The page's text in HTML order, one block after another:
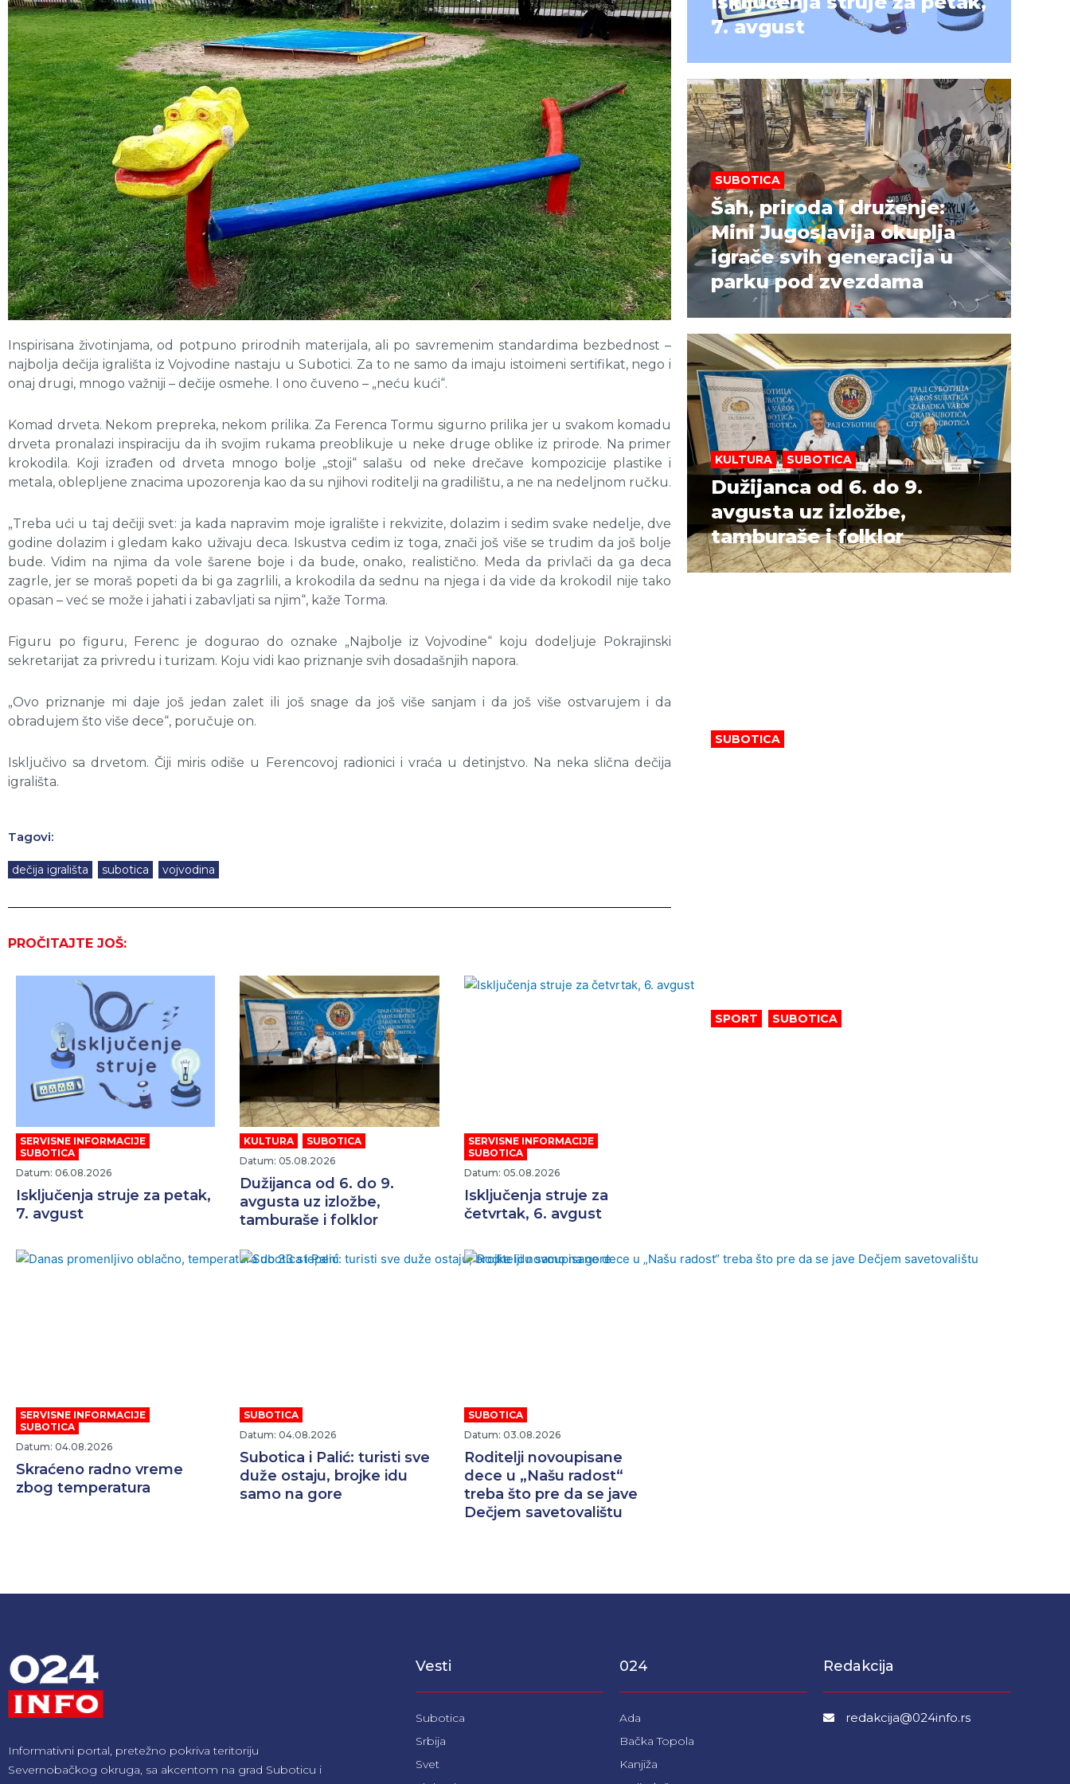
Inspirisana životinjama, od potpuno prirodnih materijala, ali po savremenim standardima bezbednost –
najbolja dečija igrališta iz Vojvodine nastaju u Subotici. Za to ne samo da imaju istoimeni sertifikat, nego i
onaj drugi, mnogo važniji – dečije osmehe. I ono čuveno – „neću kući“.
Komad drveta. Nekom prepreka, nekom prilika. Za Ferenca Tormu sigurno prilika jer u svakom komadu
drveta pronalazi inspiraciju da ih svojim rukama preoblikuje u neke druge oblike iz prirode. Na primer
krokodila. Koji izrađen od drveta mnogo bolje „stoji“ salašu od neke drečave kompozicije plastike i
metala, oblepljene znacima upozorenja kao da su njihovi roditelji na gradilištu, a ne na nedeljnom ručku.
„Treba ući u taj dečiji svet: ja kada napravim moje igralište i rekvizite, dolazim i sedim svake nedelje, dve
godine dolazim i gledam kako uživaju deca. Iskustva cedim iz toga, znači još više se trudim da još bolje
bude. Vidim na njima da vole šarene boje i da bude, onako, realistično. Meda da privlači da ga deca
zagrle, jer se moraš popeti da bi ga zagrlili, a krokodila da sednu na njega i da vide da krokodil nije tako
opasan – već se može i jahati i zabavljati sa njim“, kaže Torma.
Figuru po figuru, Ferenc je dogurao do oznake „Najbolje iz Vojvodine“ koju dodeljuje Pokrajinski
sekretarijat za privredu i turizam. Koju vidi kao priznanje svih dosadašnjih napora.
„Ovo priznanje mi daje još jedan zalet ili još snage da još više sanjam i da još više ostvarujem i da
obradujem što više dece“, poručuje on.
Isključivo sa drvetom. Čiji miris odiše u Ferencovoj radionici i vraća u detinjstvo. Na neka slična dečija
igrališta.
Tagovi:
dečija igrališta subotica vojvodina
PROČITAJTE JOŠ:
SERVISNE INFORMACIJE
SUBOTICA
Datum: 06.08.2026
Isključenja struje za petak,
7. avgust
KULTURA
SUBOTICA
Datum: 05.08.2026
Dužijanca od 6. do 9.
avgusta uz izložbe,
tamburaše i folklor
SERVISNE INFORMACIJE
SUBOTICA
Datum: 05.08.2026
Isključenja struje za
četvrtak, 6. avgust
SERVISNE INFORMACIJE
SUBOTICA
Datum: 04.08.2026
Skraćeno radno vreme
zbog temperatura
SUBOTICA
Datum: 04.08.2026
Subotica i Palić: turisti sve
duže ostaju, brojke idu
samo na gore
SUBOTICA
Datum: 03.08.2026
Roditelji novoupisane
dece u „Našu radost“
treba što pre da se jave
Dečjem savetovalištu
7. avgust
SUBOTICA
Šah, priroda i druženje:
Mini Jugoslavija okuplja
igrače svih generacija u
parku pod zvezdama
KULTURA , SUBOTICA
Dužijanca od 6. do 9.
avgusta uz izložbe,
tamburaše i folklor
SUBOTICA
SPORT SUBOTICA
Informativni portal, pretežno pokriva teritoriju
Severnobačkog okruga, sa akcentom na grad Suboticu i
Vesti
Subotica
Srbija
Svet
024
Ada
Bačka Topola
Kanjiža
Redakcija
redakcija@024info.rs